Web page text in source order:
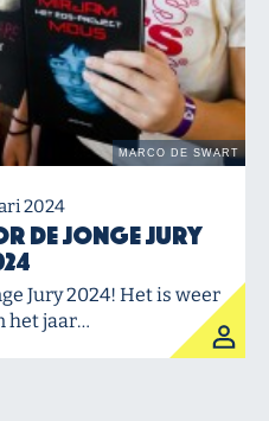
2024
de Jonge Jury
Jury 2024! Het is weer
het jaar…